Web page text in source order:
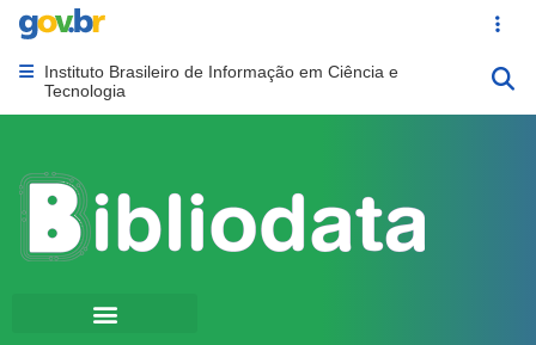
Portal Gov.br
Abrir menu principal de navegação
Instituto Brasileiro de Informação em Ciência e
Tecnologia